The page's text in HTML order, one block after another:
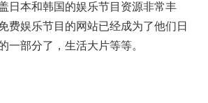
日本和韩国的娱乐节目资源非常丰
费娱乐节目的网站已经成为了他们日
一部分了，生活大片等等。